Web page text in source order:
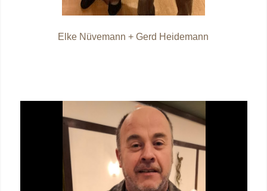
Elke Nüvemann + Gerd Heidemann